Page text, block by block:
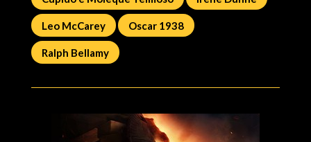
Leo McCarey Oscar 1938
Ralph Bellamy